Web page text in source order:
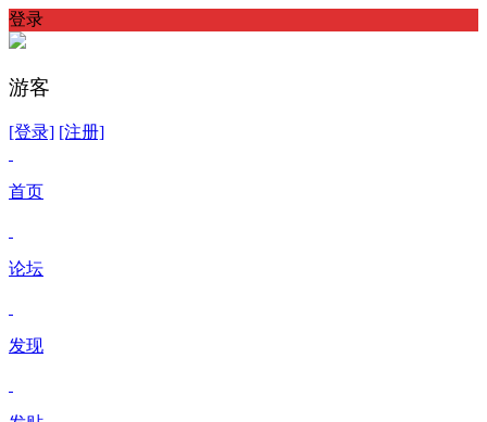
登录
游客
[登录] [注册]
首页
论坛
发现